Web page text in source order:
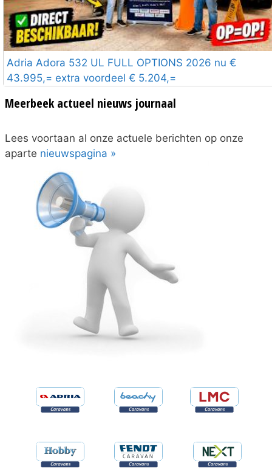
Adria Adora 532 UL FULL OPTIONS 2026 nu €
43.995,= extra voordeel € 5.204,=
Meerbeek actueel nieuws journaal
Lees voortaan al onze actuele berichten op onze
aparte nieuwspagina »